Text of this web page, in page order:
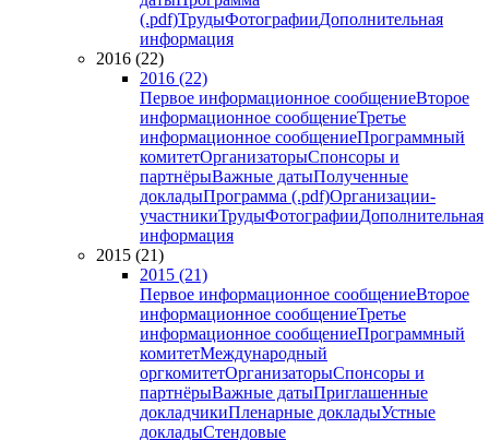
(.pdf)ТрудыФотографииДополнительная
информация
2016 (22)
2016 (22)
Первое информационное сообщениеВторое
информационное сообщениеТретье
информационное сообщениеПрограммный
комитетОрганизаторыСпонсоры и
партнёрыВажные датыПолученные
докладыПрограмма (.pdf)Организации-
участникиТрудыФотографииДополнительная
информация
2015 (21)
2015 (21)
Первое информационное сообщениеВторое
информационное сообщениеТретье
информационное сообщениеПрограммный
комитетМеждународный
оргкомитетОрганизаторыСпонсоры и
партнёрыВажные датыПриглашенные
докладчикиПленарные докладыУстные
докладыСтендовые